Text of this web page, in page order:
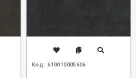
Код: 610010005606